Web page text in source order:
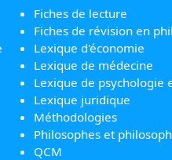
Fiches de lecture
Fiches de révision en
Lexique d'économie
Lexique de médecine
Lexique de psychologie
Lexique juridique
Méthodologies
Philosophes et
QCM